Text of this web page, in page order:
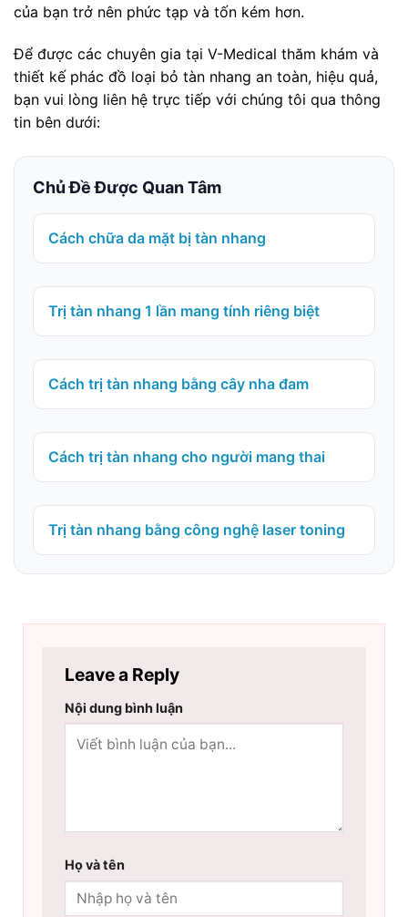
của bạn trở nên phức tạp và tốn kém hơn.
Để được các chuyên gia tại V-Medical thăm khám và
thiết kế phác đồ loại bỏ tàn nhang an toàn, hiệu quả,
bạn vui lòng liên hệ trực tiếp với chúng tôi qua thông
tin bên dưới:
Chủ Đề Được Quan Tâm
Cách chữa da mặt bị tàn nhang
Trị tàn nhang 1 lần mang tính riêng biệt
Cách trị tàn nhang bằng cây nha đam
Cách trị tàn nhang cho người mang thai
Trị tàn nhang bằng công nghệ laser toning
Leave a Reply
Nội dung bình luận
Họ và tên